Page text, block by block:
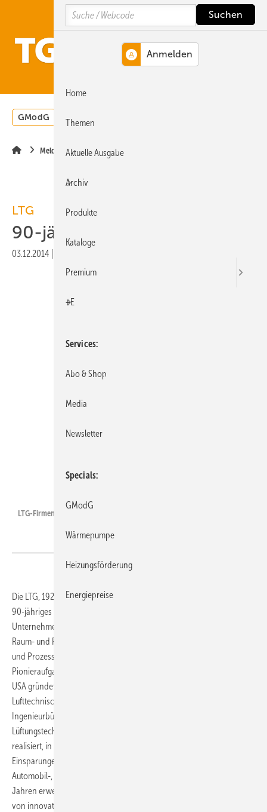
Hauptinhalt
Hauptmenü
SiteSearch
GModG Wärmepumpe
Meldungen
LTG
90-jähriges Firmenjubiläum
03.12.2014
LTG-Firmengründer Dr.-Ing. Albert Klein (1880 – 1958).
Die LTG, 1924 von Dr. Albert Klein gegründet, beging dieses Jahr ihr
90-jähriges Firmenjubiläum. Heute zählt das weltweit aktive
Unternehmen zu den Marktführern für innovative Lösungen in der
Raum- und Prozessluft. Arbeitsplätze mit frischer Luft zu versorgen
und Prozessbedingungen in Betrieben zu verbessern, war eine
Pionieraufgabe des Gründers der LTG. Nach seiner Rückkehr aus den
USA gründete er 1924 in Stuttgart das Unternehmen „Cärrier
Lufttechnische Gesellschaft Dr.-Ing. Albert Klein“, zunächst als
Ingenieurbüro für die damals in Europa weitestgehend unbekannte
Lüftungstechnik. Die ersten Anlagen wurden in Anwendungen
realisiert, in denen ein gleichmäßiges Klima zu merklichen
Einsparungen im Produktionsprozess führte, beispielsweise in der
Automobil-, Tabak- und später auch Textilindustrie. Ab den 1930er-
Jahren erweiterte die LTG ihr Geschäftsfeld Planung und Installation
von innovativer Lüftungstechnik um eine eigene Produktion.
Search
Home
Themen
Aktuelle Ausgabe
Archiv
Produkte
Kataloge
Premium
+E
Services
Abo & Shop
Media
Newsletter
Specials
GModG
Wärmepumpe
Heizungsförderung
Energiepreise